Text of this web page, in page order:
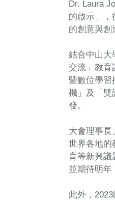
Dr. Laura
的啟示」，
的創意與創
結合中山大
交流」教育
暨數位學習
機」及「雙
發。
大會理事長
世界各地的
育等新興議
並期待明年
此外，